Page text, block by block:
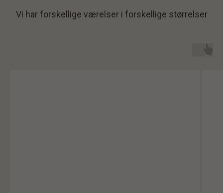
Vi har forskellige værelser i forskellige størrelser